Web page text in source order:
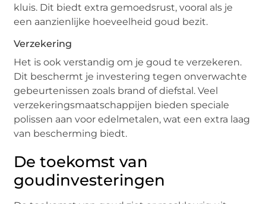
kluis. Dit biedt extra gemoedsrust, vooral als je
een aanzienlijke hoeveelheid goud bezit.
Verzekering
Het is ook verstandig om je goud te verzekeren.
Dit beschermt je investering tegen onverwachte
gebeurtenissen zoals brand of diefstal. Veel
verzekeringsmaatschappijen bieden speciale
polissen aan voor edelmetalen, wat een extra laag
van bescherming biedt.
De toekomst van
goudinvesteringen